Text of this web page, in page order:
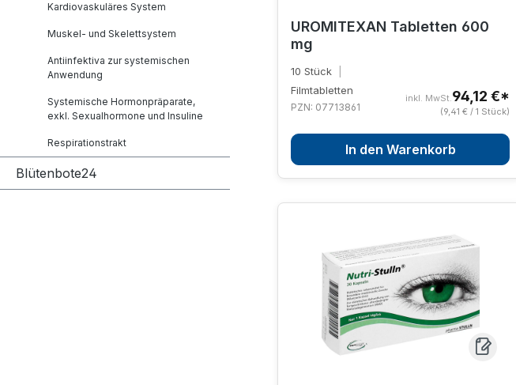
Kardiovaskuläres System
Muskel- und Skelettsystem
Antiinfektiva zur systemischen
Anwendung
Systemische Hormonpräparate,
exkl. Sexualhormone und Insuline
Respirationstrakt
Blütenbote24
UROMITEXAN Tabletten 600
mg
10 Stück
Filmtabletten
PZN: 07713861
inkl. MwSt.94,12 €*
(9,41 € / 1 Stück)
In den Warenkorb